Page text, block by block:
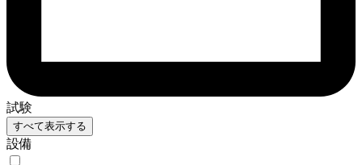
試験
すべて表示する
設備